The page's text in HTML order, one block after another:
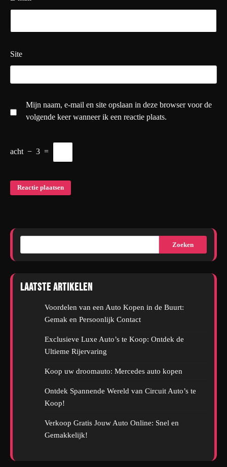
Site
Mijn naam, e-mail en site opslaan in deze browser voor de
volgende keer wanneer ik een reactie plaats.
acht − 3 =
Zoeken
Laatste artikelen
Voordelen van een Auto Kopen in de Buurt:
Gemak en Persoonlijk Contact
Exclusieve Luxe Auto’s te Koop: Ontdek de
Ultieme Rijervaring
Koop uw droomauto: Mercedes auto kopen
Ontdek Spannende Wereld van Circuit Auto’s te
Koop!
Verkoop Gratis Jouw Auto Online: Snel en
Gemakkelijk!